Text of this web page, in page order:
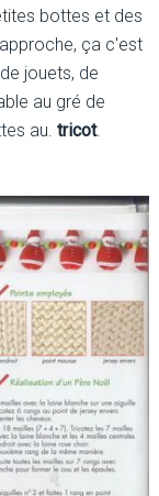
bottes et des
ça c'est
jouets, de
au gré de
au. tricot.